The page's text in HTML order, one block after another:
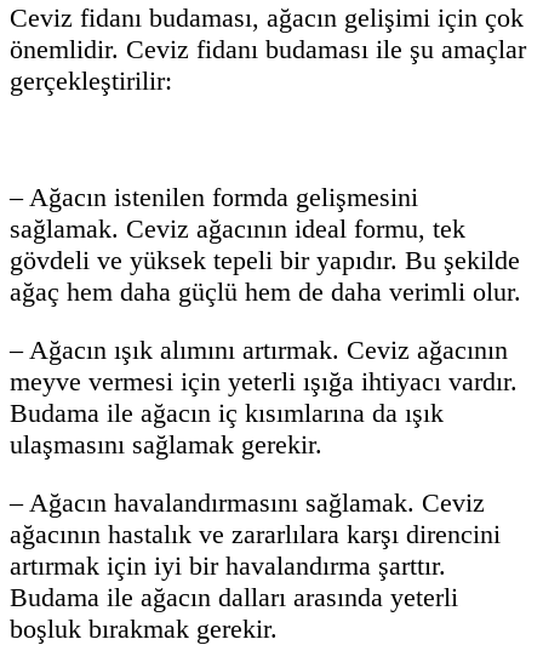
Ceviz fidanı budaması, ağacın gelişimi için çok
önemlidir. Ceviz fidanı budaması ile şu amaçlar
gerçekleştirilir:
– Ağacın istenilen formda gelişmesini
sağlamak. Ceviz ağacının ideal formu, tek
gövdeli ve yüksek tepeli bir yapıdır. Bu şekilde
ağaç hem daha güçlü hem de daha verimli olur.
– Ağacın ışık alımını artırmak. Ceviz ağacının
meyve vermesi için yeterli ışığa ihtiyacı vardır.
Budama ile ağacın iç kısımlarına da ışık
ulaşmasını sağlamak gerekir.
– Ağacın havalandırmasını sağlamak. Ceviz
ağacının hastalık ve zararlılara karşı direncini
artırmak için iyi bir havalandırma şarttır.
Budama ile ağacın dalları arasında yeterli
boşluk bırakmak gerekir.